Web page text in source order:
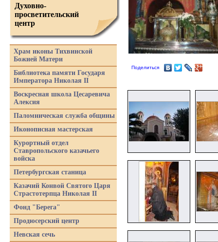
Поделиться
Духовно-
просветительский
центр
Храм иконы Тихвинской
Божией Матери
Библиотека памяти Государя
Императора Николая II
Воскресная школа Цесаревича
Алексия
Паломническая служба общины
Иконописная мастерская
Курортный отдел
Ставропольского казачьего
войска
Петербургская станица
Казачий Конвой Святого Царя
Страстотерпца Николая II
Фонд "Берега"
Продюсерский центр
Невская сечь